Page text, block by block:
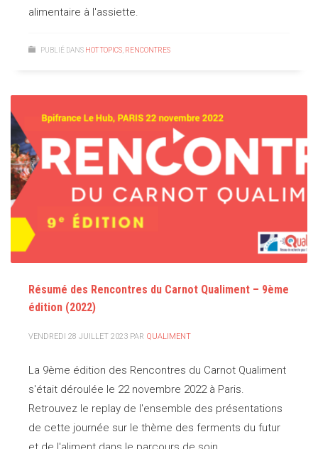
alimentaire à l'assiette.
PUBLIÉ DANS HOT TOPICS RENCONTRES
Résumé des Rencontres du Carnot Qualiment – 9ème
édition (2022)
VENDREDI 28 JUILLET 2023 PAR QUALIMENT
La 9ème édition des Rencontres du Carnot Qualiment
s'était déroulée le 22 novembre 2022 à Paris.
Retrouvez le replay de l'ensemble des présentations
de cette journée sur le thème des ferments du futur